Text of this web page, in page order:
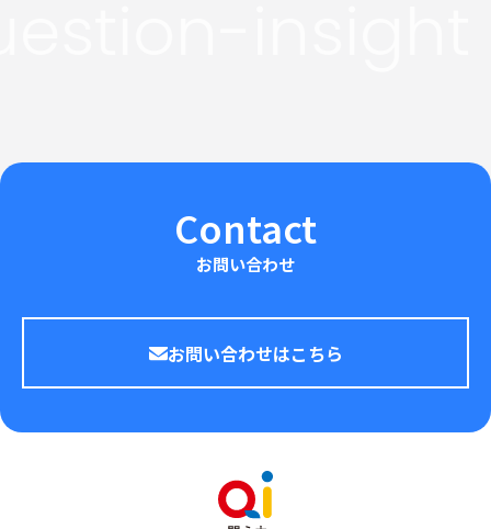
Contact
お問い合わせ
お問い合わせはこちら